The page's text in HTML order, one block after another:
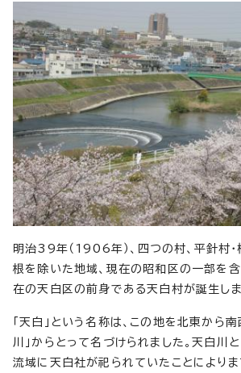
明治39年（1906年）、四つの村、平針村
根を除いた地域、現在の昭和区の一部を
在の天白区の前身である天白村が誕生しま
「天白」という名称は、この地を北東から
川」からとって名づけられました。天白川
流域に天白社が祀られていたことによりま